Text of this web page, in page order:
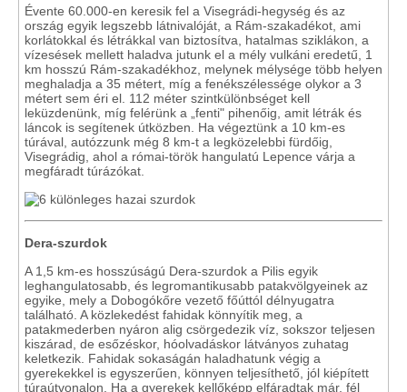
Évente 60.000-en keresik fel a Visegrádi-hegység és az
ország egyik legszebb látnivalóját, a Rám-szakadékot, ami
korlátokkal és létrákkal van biztosítva, hatalmas sziklákon, a
vízesések mellett haladva jutunk el a mély vulkáni eredetű, 1
km hosszú Rám-szakadékhoz, melynek mélysége több helyen
meghaladja a 35 métert, míg a fenékszélessége olykor a 3
métert sem éri el. 112 méter szintkülönbséget kell
leküzdenünk, míg felérünk a „fenti" pihenőig, amit létrák és
láncok is segítenek útközben. Ha végeztünk a 10 km-es
túrával, autózzunk még 8 km-t a legközelebbi fürdőig,
Visegrádig, ahol a római-török hangulatú Lepence várja a
megfáradt túrázókat.
Dera-szurdok
A 1,5 km-es hosszúságú Dera-szurdok a Pilis egyik
leghangulatosabb, és legromantikusabb patakvölgyeinek az
egyike, mely a Dobogókőre vezető főúttól délnyugatra
található. A közlekedést fahidak könnyítik meg, a
patakmederben nyáron alig csörgedezik víz, sokszor teljesen
kiszárad, de esőzéskor, hóolvadáskor látványos zuhatag
keletkezik. Fahidak sokaságán haladhatunk végig a
gyerekekkel is egyszerűen, könnyen teljesíthető, jól kiépített
túraútvonalon. Ha a gyerekek kellőképp elfáradtak már, fél